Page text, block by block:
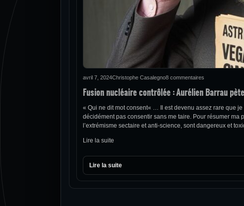
avril 7, 2024Christophe Casalegno8 commentaires
Fusion nucléaire contrôlée : Aurélien Barrau
« Qui ne dit mot consent« … Il est devenu assez rare que
décidément pas consentir sans me taire. Pour résumer
l’extrémisme sectaire et anti-science, sont dangereux et
Lire la suite
Lire la suite